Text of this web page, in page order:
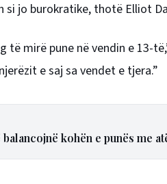
si jo burokratike, thotë Elliot
mirë pune në vendin e 13-
e saj sa vendet e tjera.”
kohën e punës me